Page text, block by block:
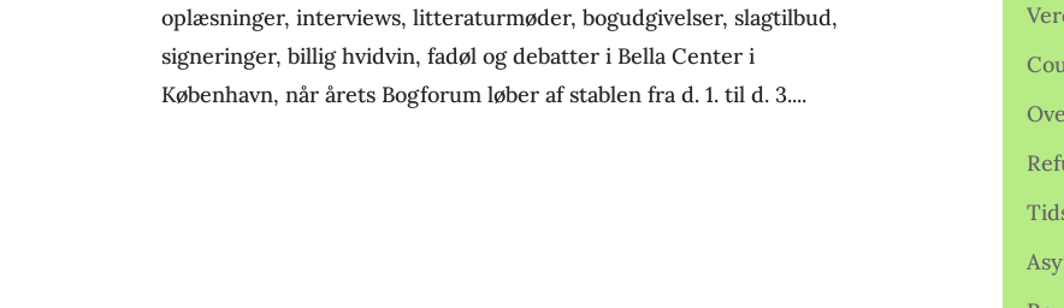
oplæsninger, interviews, litteraturmøder, bogudgivelser, slagtilbud,
signeringer, billig hvidvin, fadøl og debatter i Bella Center i
København, når årets Bogforum løber af stablen fra d. 1. til d. 3....